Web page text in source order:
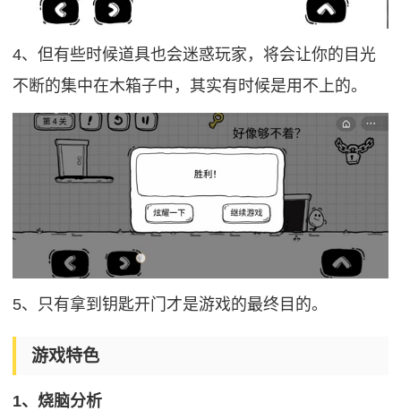
4、但有些时候道具也会迷惑玩家，将会让你的目光
不断的集中在木箱子中，其实有时候是用不上的。
5、只有拿到钥匙开门才是游戏的最终目的。
游戏特色
1、烧脑分析